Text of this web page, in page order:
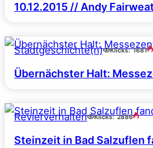
10.12.2015 // Andy
Stadtgeschichte(n) Klicks: 1681
Übernächster Halt:
Revierverhalten Klicks: 2886
Steinzeit in Bad Salzuflen